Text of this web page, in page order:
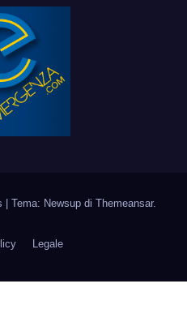
| Tema: Newsup di Themeansar.
Legale